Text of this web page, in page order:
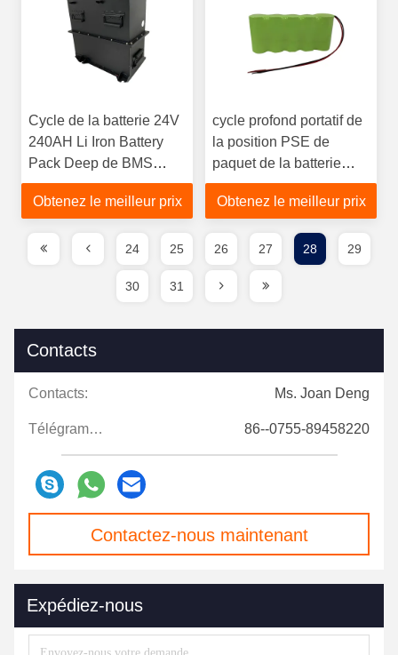
Cycle de la batterie 24V
240AH Li Iron Battery
Pack Deep de BMS
Lithium Iron Lifepo 4
Obtenez le meilleur prix
cycle profond portatif de
la position PSE de
paquet de la batterie
LiFePo4 de 3.2V 30AH
pour l'éclairage solaire
Obtenez le meilleur prix
24 25 26 27 28 29
30 31
Contacts
Contacts: Ms. Joan Deng
Télégramme: 86--0755-89458220
Contactez-nous maintenant
Expédiez-nous